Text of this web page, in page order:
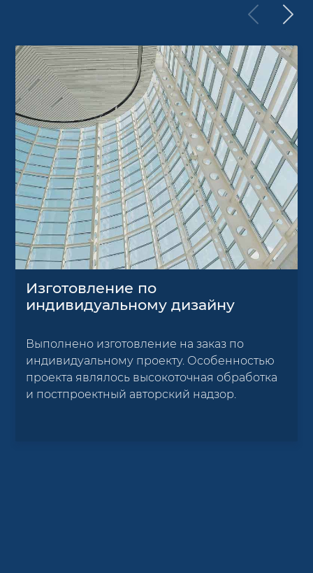
Изготовление по
индивидуальному дизайну
Выполнено изготовление на заказ по
индивидуальному проекту. Особенностью
проекта являлось высокоточная обработка
и постпроектный авторский надзор.